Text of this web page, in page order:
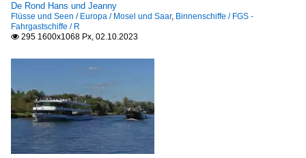
.mehrere oder Name unbekannt
L - Z
Polizeiboote u. -schiffe - Deutschland
WSP Rheinland-Pfalz
WSP Saarland
Schiffe für Boat & Bike Tours
De Rond Hans und Jeanny
Flüsse und Seen / Europa / Mosel und Saar, Binnenschiffe / FGS -
Fahrgastschiffe / R
 295 1600x1068 Px, 02.10.2023